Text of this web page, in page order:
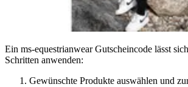
Ein ms-equestrianwear Gutscheincode lässt
Schritten anwenden:
Gewünschte Produkte auswählen und